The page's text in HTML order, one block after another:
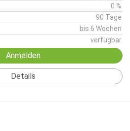
0 %
90 Tage
bis 6 Wochen
verfügbar
Anmelden
Details